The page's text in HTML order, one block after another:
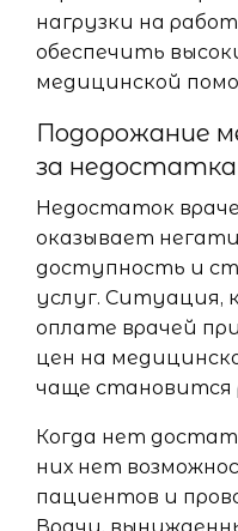
нагрузки на
обеспечить
медицинской
Подорожание
за недостатка
Недостаток
оказывает
доступность и
услуг. Ситуация,
оплате врачей
цен на
чаще становится
Когда нет
них нет
пациентов и